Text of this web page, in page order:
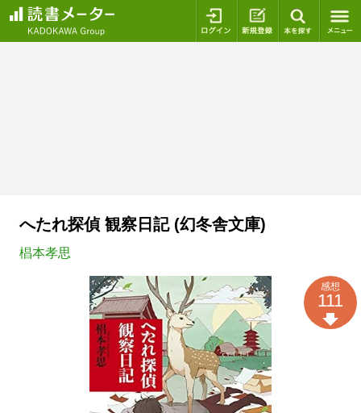
ログイン 新規登録
へたれ探偵 観察日記 (幻冬舎文庫)
椙本孝思
感想
111